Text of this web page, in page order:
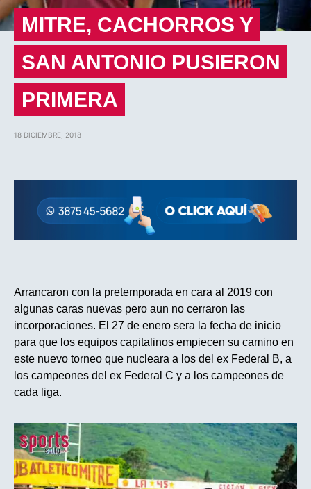
MITRE, CACHORROS Y
SAN ANTONIO PUSIERON
PRIMERA
18 DICIEMBRE, 2018
Arrancaron con la pretemporada en cara al 2019 con
algunas caras nuevas pero aun no cerraron las
incorporaciones. El 27 de enero sera la fecha de inicio
para que los equipos capitalinos empiecen su camino en
este nuevo torneo que nucleara a los del ex Federal B, a
los campeones del ex Federal C y a los campeones de
cada liga.